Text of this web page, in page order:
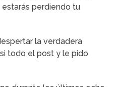
estarás perdiendo tu
la verdadera
todo el post y le pido